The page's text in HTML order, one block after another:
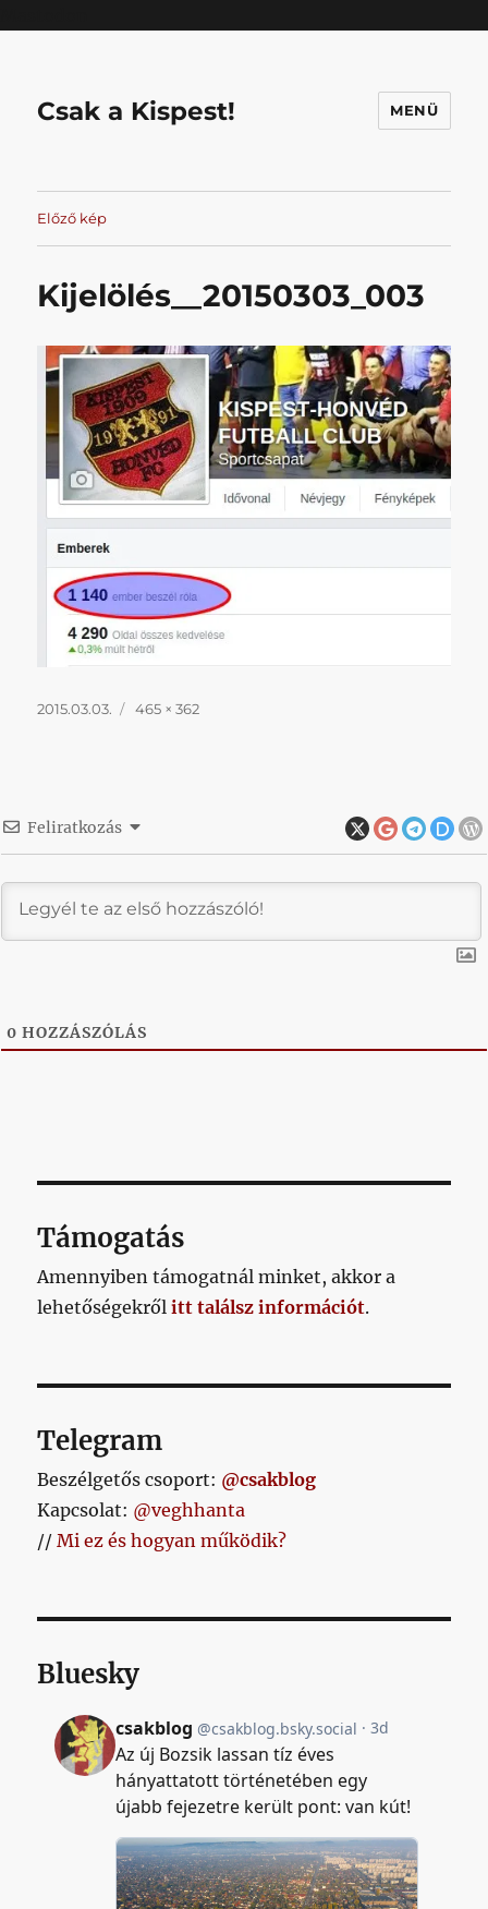
Csak a Kispest! MENÜ
Előző kép
Kijelölés__20150303_003
Közzétéve
2015.03.03.
Teljes
465 × 362
Feliratkozás
0 HOZZÁSZÓLÁS
Támogatás
Amennyiben támogatnál minket, akkor a
lehetőségekrőlitt találsz információt.
Telegram
Beszélgetős csoport: @csakblog
Kapcsolat: @veghhanta
//Mi ez és hogyan működik?
Bluesky